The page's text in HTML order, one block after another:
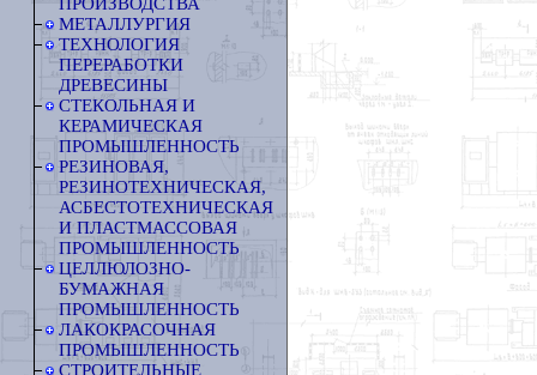
МЕТАЛЛУРГИЯ
ТЕХНОЛОГИЯ
ПЕРЕРАБОТКИ
ДРЕВЕСИНЫ
СТЕКОЛЬНАЯ И
КЕРАМИЧЕСКАЯ
ПРОМЫШЛЕННОСТЬ
РЕЗИНОВАЯ,
РЕЗИНОТЕХНИЧЕСКАЯ,
АСБЕСТОТЕХНИЧЕСКАЯ
И ПЛАСТМАССОВАЯ
ПРОМЫШЛЕННОСТЬ
ЦЕЛЛЮЛОЗНО-
БУМАЖНАЯ
ПРОМЫШЛЕННОСТЬ
ЛАКОКРАСОЧНАЯ
ПРОМЫШЛЕННОСТЬ
СТРОИТЕЛЬНЫЕ